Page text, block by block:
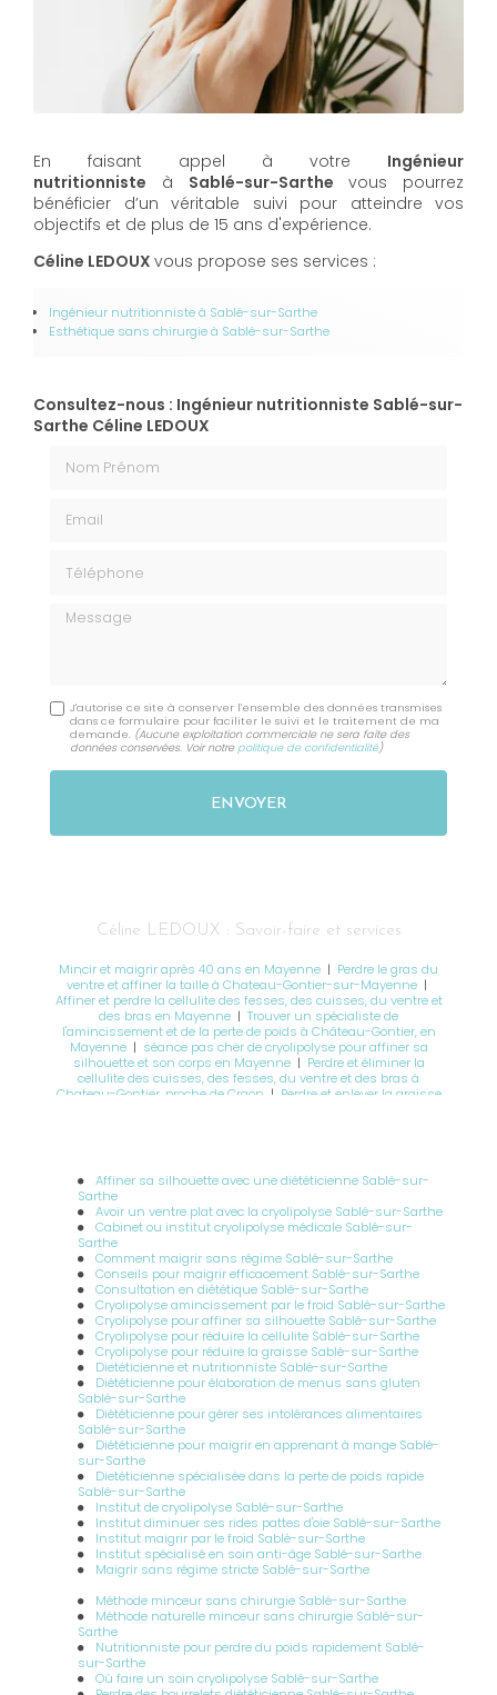
En faisant appel à votre Ingénieur
nutritionniste à Sablé-sur-Sarthe vous pourrez
bénéficier d’un véritable suivi pour atteindre vos
objectifs et de plus de 15 ans d'expérience.
Céline LEDOUX vous propose ses services :
Ingénieur nutritionnisteà Sablé-sur-Sarthe
Esthétique sans chirurgie​​​​​​​à Sablé-sur-Sarthe
Consultez-nous : Ingénieur nutritionniste Sablé-sur-
Sarthe Céline LEDOUX
Message
J'autorise ce site à conserver l'ensemble des données transmises
dans ce formulaire pour faciliter le suivi et le traitement de ma
demande. (Aucune exploitation commerciale ne sera faite des
données conservées. Voir notre politique de confidentialité)
Céline LEDOUX : Savoir-faire et services
Mincir et maigrir après 40 ans en Mayenne | Perdre le gras du
ventre et affiner la taille à Chateau-Gontier-sur-Mayenne |
Affiner et perdre la cellulite des fesses, des cuisses, du ventre et
des bras en Mayenne | Trouver un spécialiste de
l'amincissement et de la perte de poids à Château-Gontier, en
Mayenne| séance pas cher de cryolipolyse pour affiner sa
silhouette et son corps en Mayenne| Perdre et éliminer la
cellulite des cuisses, des fesses, du ventre et des bras à
Chateau-Gontier, proche de Craon | Perdre et enlever la graisse
en Mayenne |Trouver une nutritionniste pour perdre du poids
sans reprendre et sans frustration à Château-Gontier
Accompagnement nutritionnel du sportif pour améliorer les
performances et la récupération à Château-Gontier en Mayenne
Conseils personnalisés pour affiner la taille et le ventre et les
cuisses à Château-Gontier|Prise de rendez-vous avec votre
nutritionniste à Château-Gontier pour affiner votre silhouette
Raffermir et sculpter son ventre et ses abdominaux rapidement
en Mayenne|maigrir facilement et naturellement sans régime
ni frustration en Mayenne|Améliorer le confort digestif en cas
de troubles digestifs, constipation, remontées acides, colon
irritable à Château-Gontier| comment maigrir et perdre du
ventre rapidemment, de façon naturelle avec un résultat durable
en Mayenne
Affiner sa silhouette avec une diététicienne Sablé-sur-
Sarthe
Avoir un ventre plat avec la cryolipolyse Sablé-sur-Sarthe
Cabinet ou institut cryolipolyse médicale Sablé-sur-
Sarthe
Comment maigrir sans régime Sablé-sur-Sarthe
Conseils pour maigrir efficacement Sablé-sur-Sarthe
Consultation en diététique Sablé-sur-Sarthe
Cryolipolyse amincissement par le froid Sablé-sur-Sarthe
Cryolipolyse pour affiner sa silhouette Sablé-sur-Sarthe
Cryolipolyse pour réduire la cellulite Sablé-sur-Sarthe
Cryolipolyse pour réduire la graisse Sablé-sur-Sarthe
Dietéticienne et nutritionniste Sablé-sur-Sarthe
Diététicienne pour élaboration de menus sans gluten
Sablé-sur-Sarthe
Diététicienne pour gérer ses intolérances alimentaires
Sablé-sur-Sarthe
Diététicienne pour maigrir en apprenant à mange Sablé-
sur-Sarthe
Dietéticienne spécialisée dans la perte de poids rapide
Sablé-sur-Sarthe
Institut de cryolipolyse Sablé-sur-Sarthe
Institut diminuer ses rides pattes d'oie Sablé-sur-Sarthe
Institut maigrir par le froid Sablé-sur-Sarthe
Institut spécialisé en soin anti-âge Sablé-sur-Sarthe
Maigrir sans régime stricte Sablé-sur-Sarthe
Méthode minceur sans chirurgie Sablé-sur-Sarthe
Méthode naturelle minceur sans chirurgie Sablé-sur-
Sarthe
Nutritionniste pour perdre du poids rapidement Sablé-
sur-Sarthe
Où faire un soin cryolipolyse Sablé-sur-Sarthe